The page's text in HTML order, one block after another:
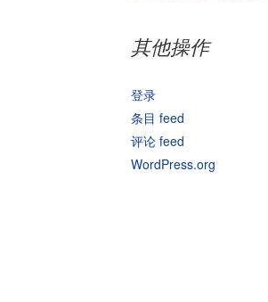
其他操作
登录
条目 feed
评论 feed
WordPress.org